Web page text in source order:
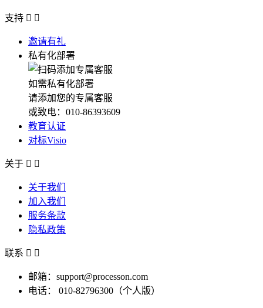
支持  
邀请有礼
私有化部署
如需私有化部署
请添加您的专属客服
或致电：010-86393609
教育认证
对标Visio
关于  
关于我们
加入我们
服务条款
隐私政策
联系  
邮箱：support@processon.com
电话：
010-82796300（个人版）